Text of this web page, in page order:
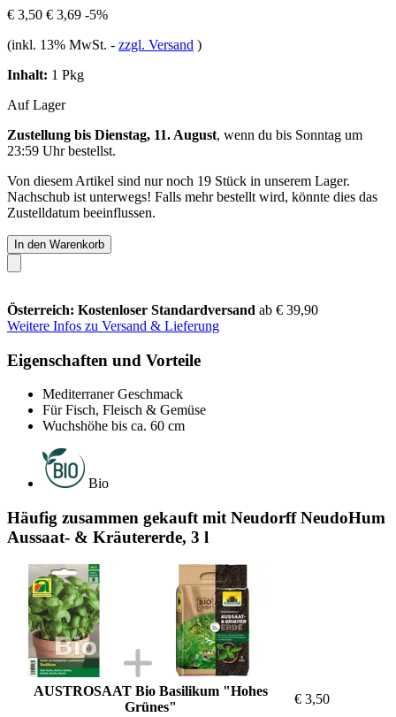
€ 3,50 € 3,69 -5%
(inkl. 13% MwSt. - zzgl. Versand )
Inhalt: 1 Pkg
Auf Lager
Zustellung bis Dienstag, 11. August, wenn du bis Sonntag um
23:59 Uhrbestellst.
Von diesem Artikel sind nur noch 19 Stück in unserem Lager.
Nachschub ist unterwegs! Falls mehr bestellt wird, könnte dies das
Zustelldatum beeinflussen.
In den Warenkorb
Österreich: Kostenloser Standardversand ab € 39,90
Weitere Infos zu Versand & Lieferung
Eigenschaften und Vorteile
Mediterraner Geschmack
Für Fisch, Fleisch & Gemüse
Wuchshöhe bis ca. 60 cm
Bio
Häufig zusammen gekauft mit Neudorff NeudoHum
Aussaat- & Kräutererde, 3 l
AUSTROSAAT Bio Basilikum "Hohes
Grünes"
€ 3,50